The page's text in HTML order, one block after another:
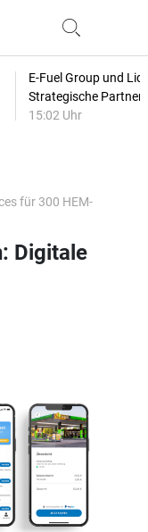
E-Fuel Group und
Strategische
15:02 Uhr
für 300 HEM-
Digitale